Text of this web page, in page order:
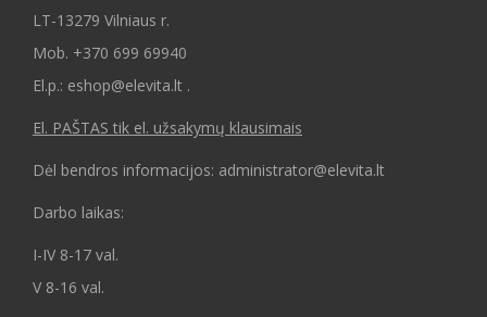
LT-13279 Vilniaus r.
Mob. +370 699 69940
El.p.: eshop@elevita.lt .
El. PAŠTAS tik el. užsakymų klausimais
Dėl bendros informacijos: administrator@elevita.lt
Darbo laikas:
I-IV 8-17 val.
V 8-16 val.